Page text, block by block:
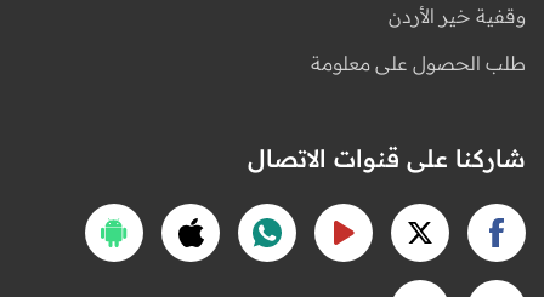
وقفية خير الأردن
طلب الحصول على معلومة
شاركنا على قنوات الاتصال